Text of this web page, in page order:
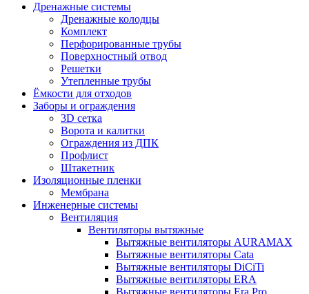
Дренажные системы
Дренажные колодцы
Комплект
Перфорированные трубы
Поверхностный отвод
Решетки
Утепленные трубы
Ёмкости для отходов
Заборы и ограждения
3D сетка
Ворота и калитки
Ограждения из ДПК
Профлист
Штакетник
Изоляционные пленки
Мембрана
Инженерные системы
Вентиляция
Вентиляторы вытяжные
Вытяжные вентиляторы AURAMAX
Вытяжные вентиляторы Cata
Вытяжные вентиляторы DiCiTi
Вытяжные вентиляторы ERA